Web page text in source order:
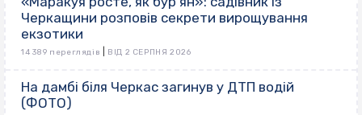
Черкащини розповів секрети вирощування
екзотики
14 389 переглядів ВІД 2 СЕРПНЯ 2026
На дамбі біля Черкас загинув у ДТП водій
(ФОТО)